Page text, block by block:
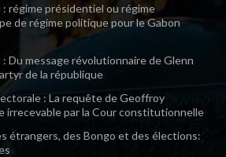
: régime présidentiel ou régime
de régime politique pour le Gabon
Du message révolutionnaire de Glenn
de la république
: La requête de Geoffroy
irrecevable par la Cour constitutionnelle
étrangers, des Bongo et des élections: